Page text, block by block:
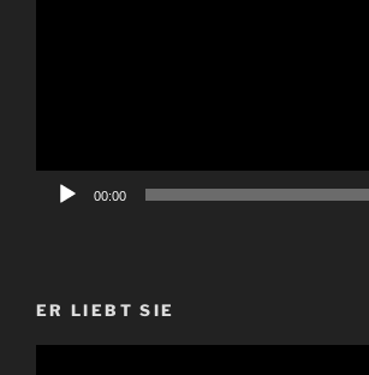
00:00
ER LIEBT SIE